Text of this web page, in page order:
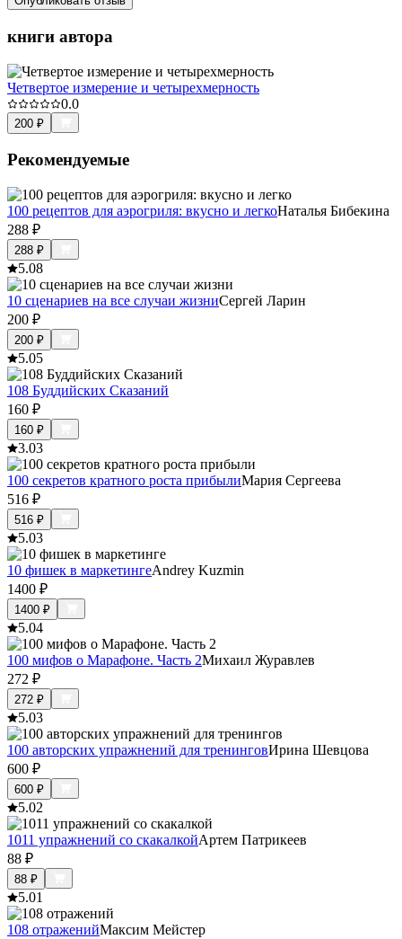
книги автора
Четвертое измерение и четырехмерность
0.0
200 ₽
Рекомендуемые
100 рецептов для аэрогриля: вкусно и легкоНаталья Бибекина
288 ₽
288 ₽
5.08
10 сценариев на все случаи жизниСергей Ларин
200 ₽
200 ₽
5.05
108 Буддийских Сказаний
160 ₽
160 ₽
3.03
100 секретов кратного роста прибылиМария Сергеева
516 ₽
516 ₽
5.03
10 фишек в маркетингеAndrey Kuzmin
1400 ₽
1400 ₽
5.04
100 мифов о Марафоне. Часть 2Михаил Журавлев
272 ₽
272 ₽
5.03
100 авторских упражнений для тренинговИрина Шевцова
600 ₽
600 ₽
5.02
1011 упражнений со скакалкойАртем Патрикеев
88 ₽
88 ₽
5.01
108 отраженийМаксим Мейстер